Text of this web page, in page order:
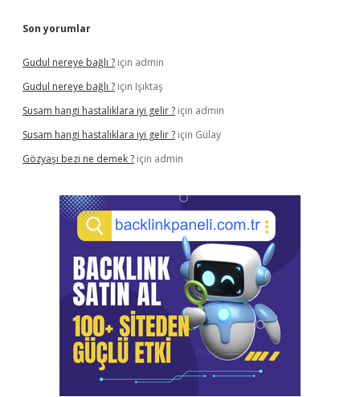
Son yorumlar
Gudul nereye bağlı ? için admin
Gudul nereye bağlı ? için Işıktaş
Susam hangi hastalıklara iyi gelir ? için admin
Susam hangi hastalıklara iyi gelir ? için Gülay
Gözyaşı bezi ne demek ? için admin